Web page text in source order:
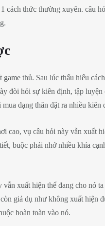
thức thường xuyên. câu
thủ. Sau lúc thấu hiểu
đòi hỏi sự kiên định, tập
dạng thân đặt ra nhiều kiên
vụ câu hỏi này vẫn xuất
buộc phải nhớ nhiều khía
xuất hiện thể đang cho nó
giả dụ như không xuất hiện
hoàn toàn vào nó.